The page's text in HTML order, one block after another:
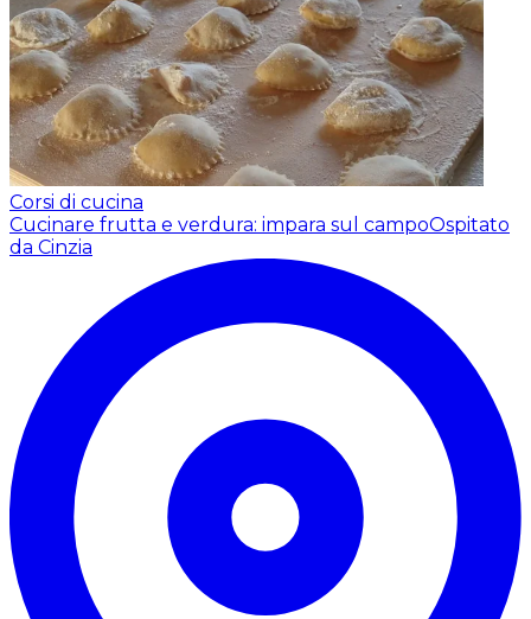
Corsi di cucina
Cucinare frutta e verdura: impara sul campoOspitato
da Cinzia